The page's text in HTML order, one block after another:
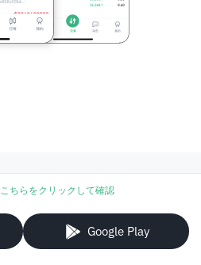
こちらをクリックして確認
Google Play